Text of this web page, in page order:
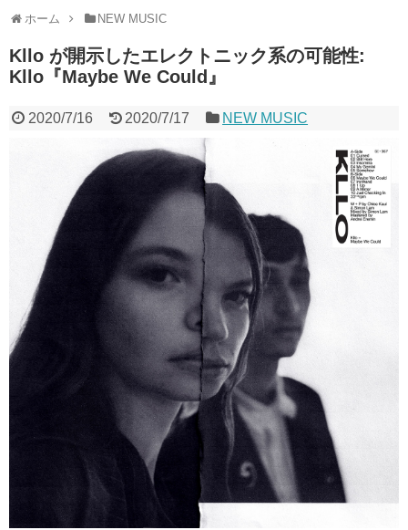
ホーム NEW MUSIC
Kllo が開示したエレクトニック系の可能性:
Kllo『Maybe We Could』
2020/7/16 2020/7/17 NEW MUSIC